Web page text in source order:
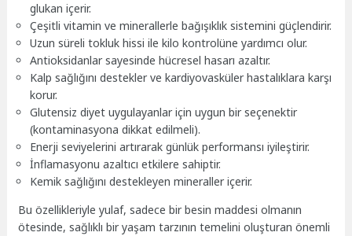
glukan içerir.
Çeşitli vitamin ve minerallerle bağışıklık sistemini güçlendirir.
Uzun süreli tokluk hissi ile kilo kontrolüne yardımcı olur.
Antioksidanlar sayesinde hücresel hasarı azaltır.
Kalp sağlığını destekler ve kardiyovasküler hastalıklara karşı
korur.
Glutensiz diyet uygulayanlar için uygun bir seçenektir
(kontaminasyona dikkat edilmeli).
Enerji seviyelerini artırarak günlük performansı iyileştirir.
İnflamasyonu azaltıcı etkilere sahiptir.
Kemik sağlığını destekleyen mineraller içerir.
Bu özellikleriyle yulaf, sadece bir besin maddesi olmanın
ötesinde, sağlıklı bir yaşam tarzının temelini oluşturan önemli